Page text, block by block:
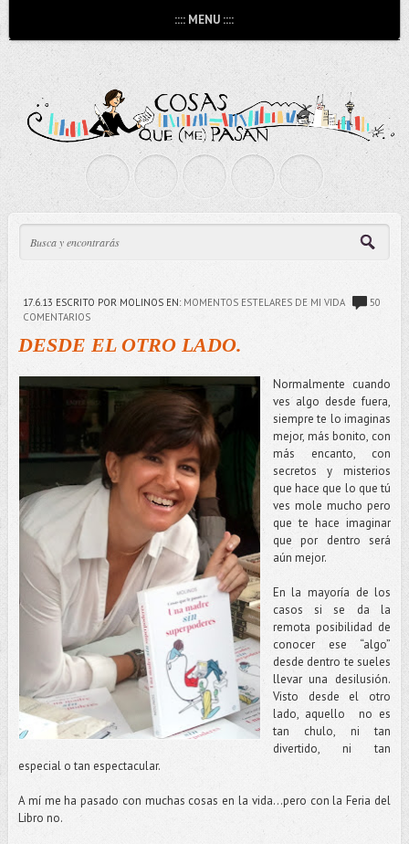
:::: MENU ::::
17.6.13 ESCRITO POR MOLINOS EN: MOMENTOS ESTELARES DE MI VIDA
50
COMENTARIOS
DESDE EL OTRO LADO.
Normalmente cuando
ves algo desde fuera,
siempre te lo imaginas
mejor, más bonito, con
más encanto, con
secretos y misterios
que hace que lo que tú
ves mole mucho pero
que te hace imaginar
que por dentro será
aún mejor.
En la mayoría de los
casos si se da la
remota posibilidad de
conocer ese “algo”
desde dentro te sueles
llevar una desilusión.
Visto desde el otro
lado, aquello no es
tan chulo, ni tan
divertido, ni tan
especial o tan espectacular.
A mí me ha pasado con muchas cosas en la vida…pero con la Feria del
Libro no.